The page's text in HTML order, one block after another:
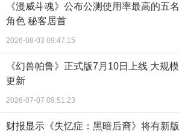
《漫威斗魂》公布公测使用率最高的五名
角色 秘客居首
2026-08-03 09:47:15
《幻兽帕鲁》正式版7月10日上线 大规模
更新
2026-07-07 09:51:23
财报显示《失忆症：黑暗后裔》将有新版